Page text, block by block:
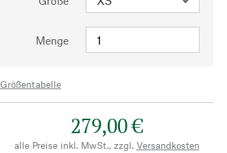
Menge
Größentabelle
279,00 €
alle Preise inkl. MwSt., zzgl. Versandkosten